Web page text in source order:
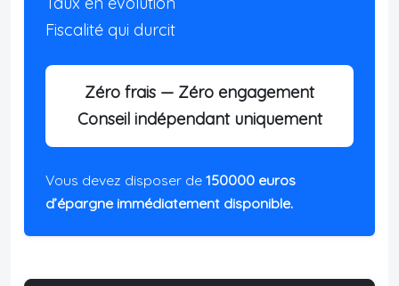
Fiscalité qui durcit
Zéro frais — Zéro engagement
Conseil indépendant uniquement
Vous devez disposer de 150000 euros
d’épargne immédiatement disponible.